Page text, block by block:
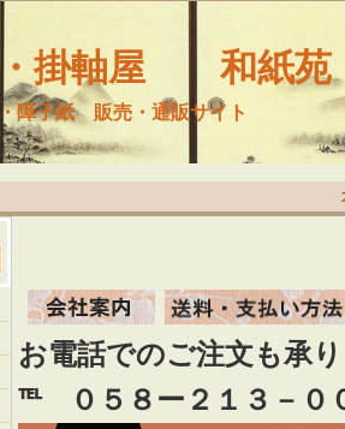
・掛軸屋 和紙苑
障子紙 販売・通販サイト
お電話でのご注文も承
℡ ０５８ー２１３－０